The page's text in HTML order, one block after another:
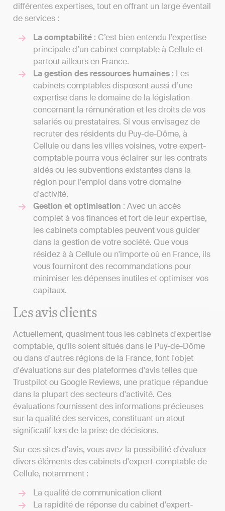
différentes expertises, tout en offrant un large éventail
de services :
La comptabilité : C’est bien entendu l’expertise
principale d’un cabinet comptable à Cellule et
partout ailleurs en France.
La gestion des ressources humaines : Les
cabinets comptables disposent aussi d’une
expertise dans le domaine de la législation
concernant la rémunération et les droits de vos
salariés ou prestataires. Si vous envisagez de
recruter des résidents du Puy-de-Dôme, à
Cellule ou dans les villes voisines, votre expert-
comptable pourra vous éclairer sur les contrats
aidés ou les subventions existantes dans la
région pour l'emploi dans votre domaine
d'activité.
Gestion et optimisation : Avec un accès
complet à vos finances et fort de leur expertise,
les cabinets comptables peuvent vous guider
dans la gestion de votre société. Que vous
résidez à à Cellule ou n'importe où en France, ils
vous fourniront des recommandations pour
minimiser les dépenses inutiles et optimiser vos
capitaux.
Les avis clients
Actuellement, quasiment tous les cabinets d'expertise
comptable, qu'ils soient situés dans le Puy-de-Dôme
ou dans d'autres régions de la France, font l'objet
d'évaluations sur des plateformes d'avis telles que
Trustpilot ou Google Reviews, une pratique répandue
dans la plupart des secteurs d'activité. Ces
évaluations fournissent des informations précieuses
sur la qualité des services, constituant un atout
significatif lors de la prise de décisions.
Sur ces sites d'avis, vous avez la possibilité d'évaluer
divers éléments des cabinets d'expert-comptable de
Cellule, notamment :
La qualité de communication client
La rapidité de réponse du cabinet d'expert-